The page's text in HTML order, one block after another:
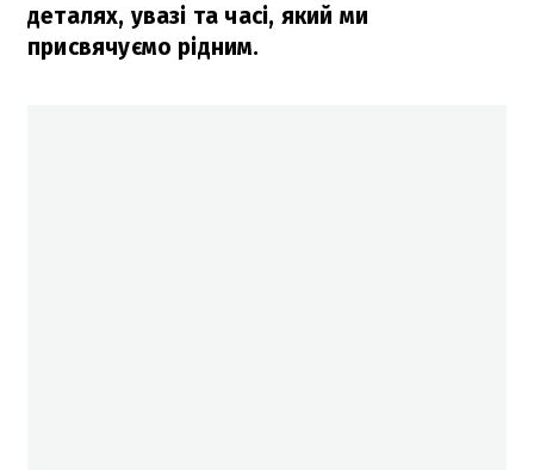
деталях, увазі та часі, який ми
присвячуємо рідним.